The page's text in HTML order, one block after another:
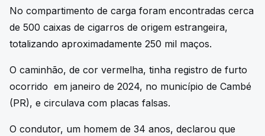
No compartimento de carga foram encontradas cerca
de 500 caixas de cigarros de origem estrangeira,
totalizando aproximadamente 250 mil maços.
O caminhão, de cor vermelha, tinha registro de furto
ocorrido em janeiro de 2024, no município de Cambé
(PR), e circulava com placas falsas.
O condutor, um homem de 34 anos, declarou que